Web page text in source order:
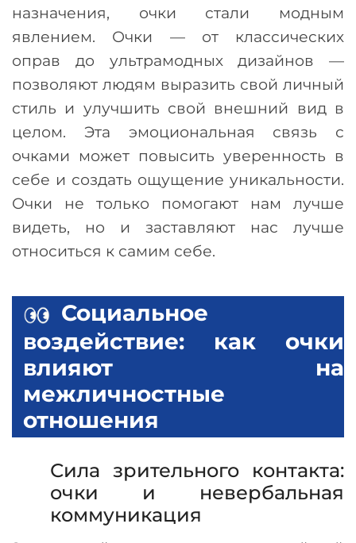
назначения, очки стали модным
явлением. Очки —от классических
оправ до ультрамодных дизайнов —
позволяют людям выразить свой личный
стиль и улучшить свой внешний вид в
целом. Эта эмоциональная связь с
очками может повысить уверенность в
себе и создать ощущение уникальности.
Очки не только помогают нам лучше
видеть, но и заставляют нас лучше
относиться к самим себе.
Социальное
воздействие: как очки
влияют на
межличностные
отношения
Сила зрительного контакта:
очки и невербальная
коммуникация